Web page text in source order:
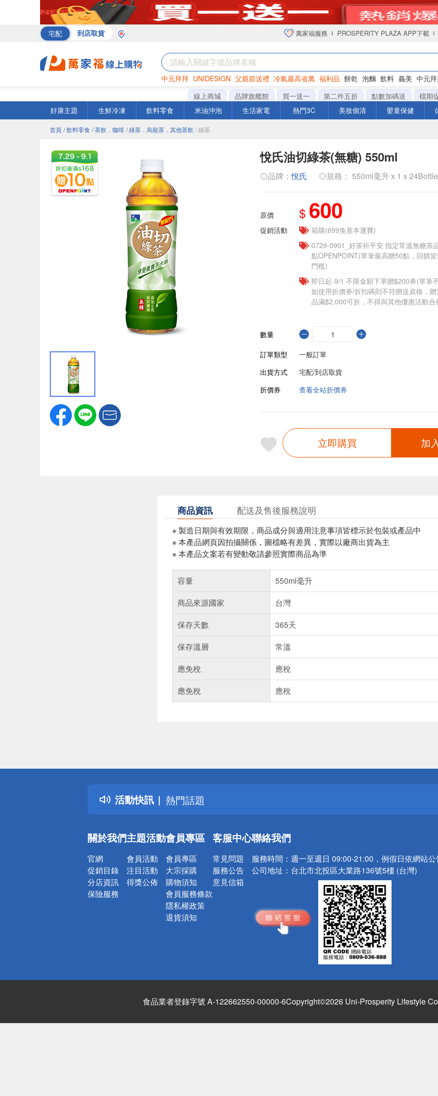
宅配 到店取貨 萬家福服務 PROSPERITY PLAZA APP下載
中元拜拜 UNIDESIGN 父親節送禮 冷氣最高省萬 福利品 餅乾 泡麵 飲料 義美 中元
海苔 巧克力 衛生紙
線上商城 品牌旗艦館 買一送一 第二件五折 點數加碼送
檔期
好康主題
生鮮冷凍 飲料零食 米油沖泡 生活家電 熱門3C 美妝個清 嬰童保健
首頁 / 飲料零食 / 茶飲．咖啡 / 綠茶．烏龍茶．其他茶飲 / 綠茶
悅氏油切綠茶(無糖) 550ml
◎品牌：悅氏 ◎規格： 550ml毫升 x 1 x
原價 $ 600
促銷活動
箱購(699免基本運費)
​​0729-0901_好茶祈平安 指定常溫無糖茶
點OPENPOINT(單筆最高贈50點，回饋
門檻)
即日起-9/1 不限金額下單贈$200券(單筆
如使用折價券/折扣碼則不符贈送資格，
品滿$2,000可折，不得與其他優惠活動合
數量
訂單類型
一般訂單
出貨方式
宅配/到店取貨
折價券
查看全站折價券
立即購買 加
商品資訊 配送及售後服務說明
※ 製造日期與有效期限，商品成分與適用注意事項皆標示於包裝或產品中
※ 本產品網頁因拍攝關係，圖檔略有差異，實際以廠商出貨為主
※ 本產品文案若有變動敬請參照實際商品為準
容量
550ml毫升
商品來源國家
台灣
保存天數
365天
保存溫層
常溫
應免稅
應稅
應免稅
應稅
活動快訊
詐騙網頁！請小心！
得獎公告
熱門話題
銀行優惠
詐騙網頁！請小心！
關於我們
官網
促銷目錄
分店資訊
保險服務
主題活動
會員活動
注目活動
得獎公佈
會員專區
會員專區
大宗採購
購物須知
會員服務條款
隱私權政策
退貨須知
客服中心
常見問題
服務公告
意見信箱
聯絡我們
服務時間： 週一至週日 09:00-21:00，例假日依網站
公司地址： 台北市北投區大業路136號5樓 (台灣)
食品業者登錄字號 A-122662550-00000-6Copyright©2026 Uni-Prosperity Lifestyle